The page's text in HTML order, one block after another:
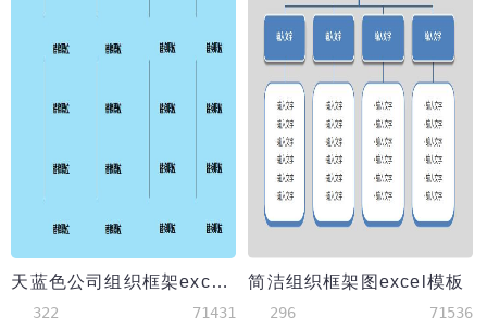
天蓝色公司组织框架excel模板
322 71431
简洁组织框架图excel模板
296 71536